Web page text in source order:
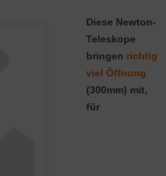
Diese Newton-
Teleskope
bringen richtig
viel Öffnung
(300mm) mit,
für